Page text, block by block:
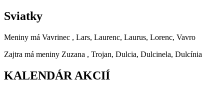
Sviatky
Meniny má Vavrinec , Lars, Laurenc, Laurus, Lorenc, Vavro
Zajtra má meniny Zuzana , Trojan, Dulcia, Dulcinela, Dulcínia
KALENDÁR AKCIÍ